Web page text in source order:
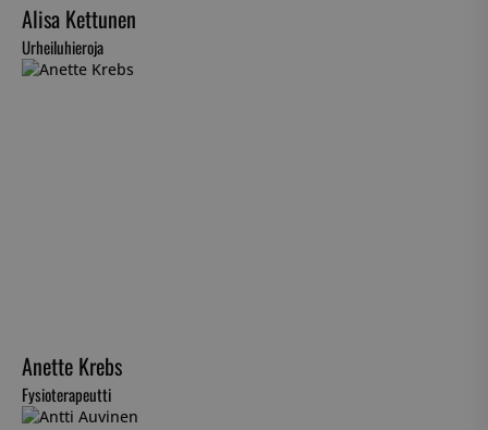
Alisa Kettunen
Urheiluhieroja
Anette Krebs
Fysioterapeutti